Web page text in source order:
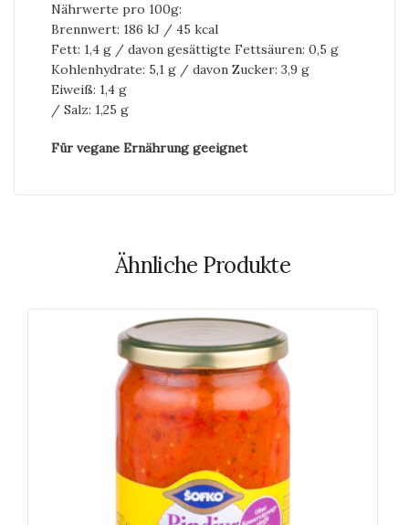
Nährwerte pro 100g:
Brennwert: 186 kJ / 45 kcal
Fett: 1,4 g / davon gesättigte Fettsäuren: 0,5 g
Kohlenhydrate: 5,1 g / davon Zucker: 3,9 g
Eiweiß: 1,4 g
/ Salz: 1,25 g
Für vegane Ernährung geeignet
Ähnliche Produkte